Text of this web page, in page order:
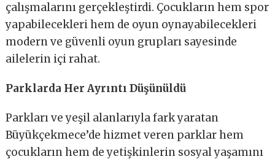
çalışmalarını gerçekleştirdi. Çocukların hem spor
yapabilecekleri hem de oyun oynayabilecekleri
modern ve güvenli oyun grupları sayesinde
ailelerin içi rahat.
Parklarda Her Ayrıntı Düşünüldü
Parkları ve yeşil alanlarıyla fark yaratan
Büyükçekmece’de hizmet veren parklar hem
çocukların hem de yetişkinlerin sosyal yaşamını